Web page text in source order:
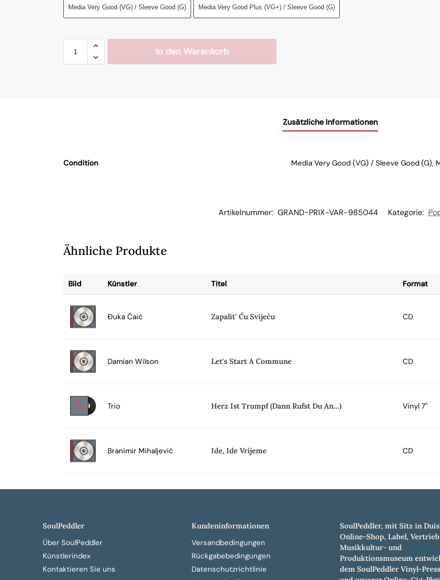
Media Very Good (VG) / Sleeve Good (G) Media Very Good Plus (VG+) / Sleeve Good (G)
In den Warenkorb
Zusätzliche Informationen
Condition Media Very Good (VG) / Sleeve Good (G),
Artikelnummer: GRAND-PRIX-VAR-985044 Kategorie:
Ähnliche Produkte
Bild Künstler Titel Format
Đuka Čaić Zapalit' Ću Svijeću CD
Damian Wilson Let's Start A Commune CD
Trio Herz Ist Trumpf (Dann Rufst Du An...) Vinyl 7"
Branimir Mihaljević Ide, Ide Vrijeme CD
SoulPeddler
Über SoulPeddler
Künstlerindex
Kontaktieren Sie uns
Kundeninformationen
Versandbedingungen
Rückgabebedingungen
Datenschutzrichtlinie
SoulPeddler, mit Sitz in
Online-Shop, Label,
Musikkultur- und
Produktionsmuseum
dem SoulPeddler Vinyl-